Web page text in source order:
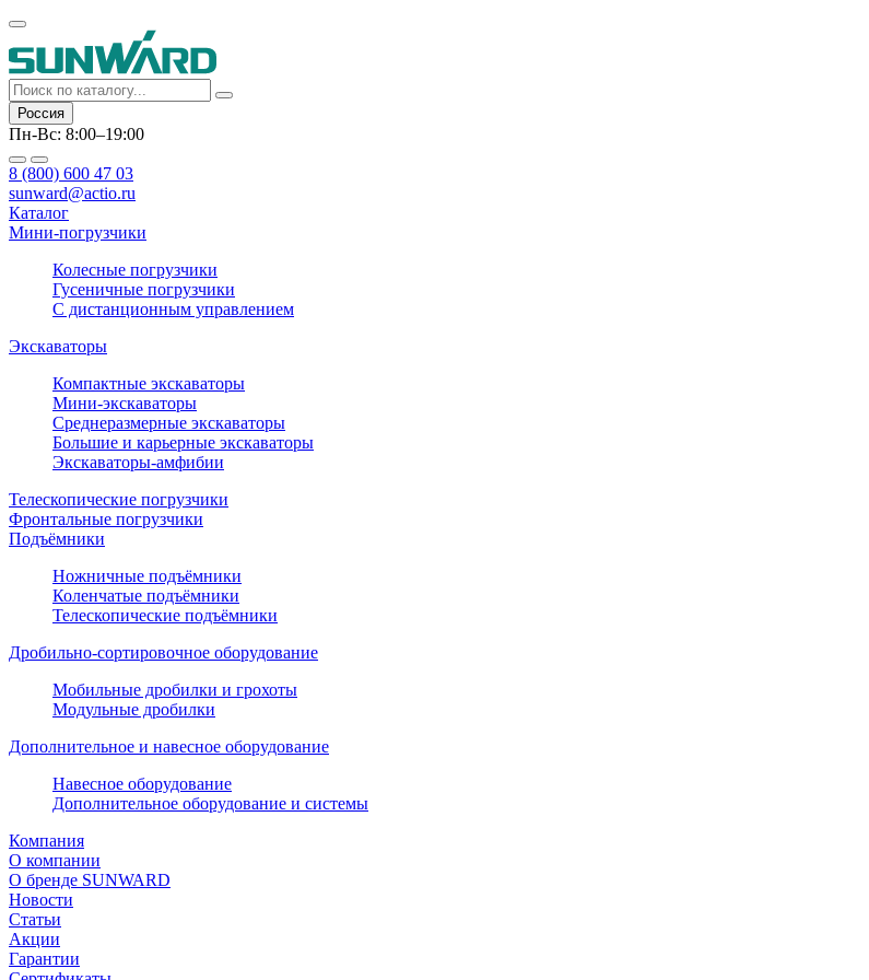
Россия
Пн-Вс: 8:00–19:00
8 (800) 600 47 03
sunward@actio.ru
Каталог
Мини-погрузчики
Колесные погрузчики
Гусеничные погрузчики
С дистанционным управлением
Экскаваторы
Компактные экскаваторы
Мини-экскаваторы
Среднеразмерные экскаваторы
Большие и карьерные экскаваторы
Экскаваторы-амфибии
Телескопические погрузчики
Фронтальные погрузчики
Подъёмники
Ножничные подъёмники
Коленчатые подъёмники
Телескопические подъёмники
Дробильно-сортировочное оборудование
Мобильные дробилки и грохоты
Модульные дробилки
Дополнительное и навесное оборудование
Навесное оборудование
Дополнительное оборудование и системы
Компания
О компании
О бренде SUNWARD
Новости
Статьи
Акции
Гарантии